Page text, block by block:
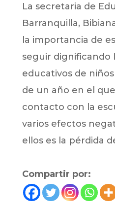
La secretaria de
Barranquilla,
la importancia de
seguir dignificando
educativos de
de un año en el
contacto con la
varios efectos
ellos es la pérdida
Compartir por: